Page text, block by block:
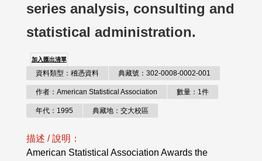
series analysis, consulting and
statistical administration.
加入匯出清單
資料類型：稽憑資料 典藏號：302-0008-0002-001
作者：American Statistical Association 數量：1件
年代：1995 典藏地：交大校區
描述 / 說明：
American Statistical Association Awards the